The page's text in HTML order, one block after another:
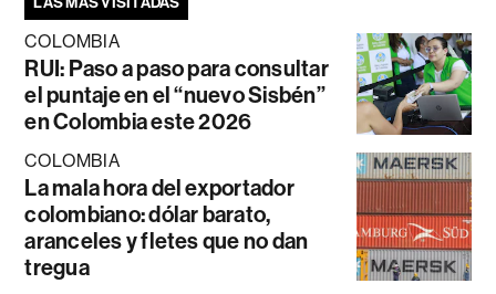
COLOMBIA
RUI: Paso a paso para consultar
el puntaje en el “nuevo Sisbén”
en Colombia este 2026
COLOMBIA
La mala hora del exportador
colombiano: dólar barato,
aranceles y fletes que no dan
tregua